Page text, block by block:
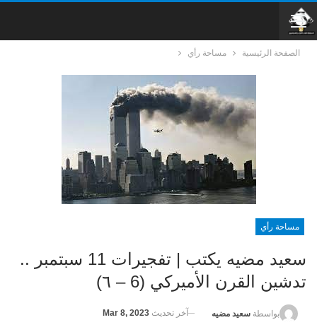
الصفحة الرئيسية مساحة رأي
مساحة رأي
سعيد مضيه يكتب | تفجيرات 11 سبتمبر ..
تدشين القرن الأميركي (6 – ٦)
بواسطة سعيد مضيه آخر تحديث Mar 8, 2023